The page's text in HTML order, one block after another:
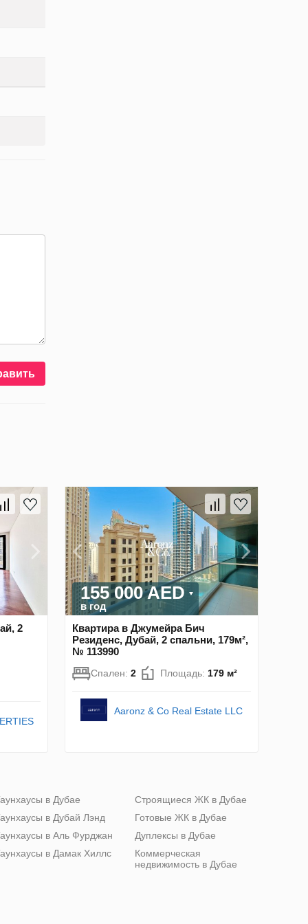
2
155 000 AED
в год
Квартира в Джумейра Бич
Резиденс, Дубай, 2 спальни, 179м²,
№ 113990
Спален: 2 Площадь: 179 м²
Aaronz & Co Real Estate LLC
в Дубае
в Дубай Лэнд
в Аль Фурджан
в Дамак Хиллс
Строящиеся ЖК в Дубае
Готовые ЖК в Дубае
Дуплексы в Дубае
Коммерческая
недвижимость в Дубае